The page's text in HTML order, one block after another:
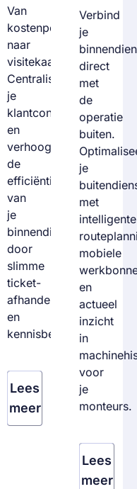
Van
kostenpost
naar
visitekaartje.
Centraliseer
je
klantcontact
en
verhoog
de
efficiëntie
van
je
binnendienst
door
slimme
ticket-
afhandeling
en
kennisbeheer.
Lees
meer
Verbind
je
direct
met
de
operatie
buiten.
je
met
intelligente
mobiele
en
actueel
inzicht
in
voor
je
monteurs.
Lees
meer